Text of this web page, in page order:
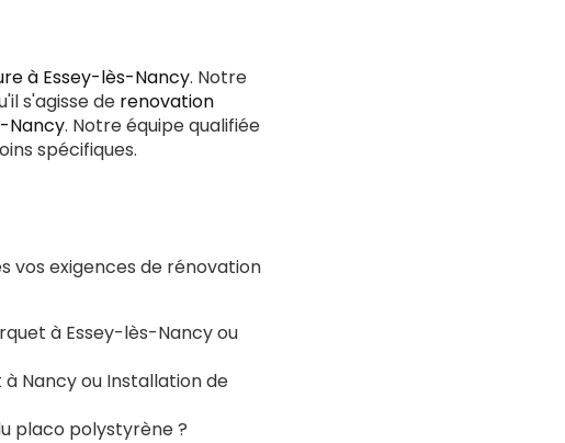
à Essey-lès-Nancy. Notre
s'agisse de renovation
Nancy. Notre équipe qualifiée
spécifiques.
vos exigences de rénovation
à Essey-lès-Nancyou
Nancyou Installation de
placo polystyrène ?